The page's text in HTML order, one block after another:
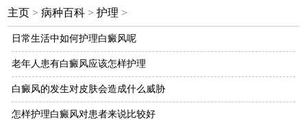
主页 >病种百科 >护理 >
日常生活中如何护理白癜风呢
老年人患有白癜风应该怎样护理
白癜风的发生对皮肤会造成什么威胁
怎样护理白癜风对患者来说比较好